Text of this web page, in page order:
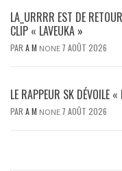
LA_URRRR EST DE
CLIP « LAVEUKA »
PAR A M NONE 7 AOÛT 2026
LE RAPPEUR SK DÉVOILE
PAR A M NONE 7 AOÛT 2026